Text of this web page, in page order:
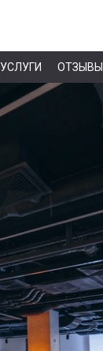
УСЛУГИ ОТЗЫВЫ